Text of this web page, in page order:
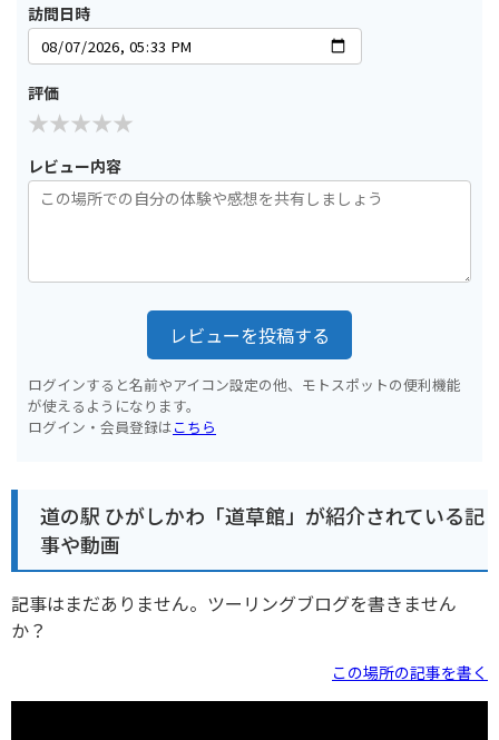
訪問日時
評価
レビュー内容
レビューを投稿する
ログインすると名前やアイコン設定の他、モトスポットの便利機能
が使えるようになります。
ログイン・会員登録はこちら
道の駅 ひがしかわ「道草館」が紹介されている記
事や動画
記事はまだありません。ツーリングブログを書きません
か？
この場所の記事を書く